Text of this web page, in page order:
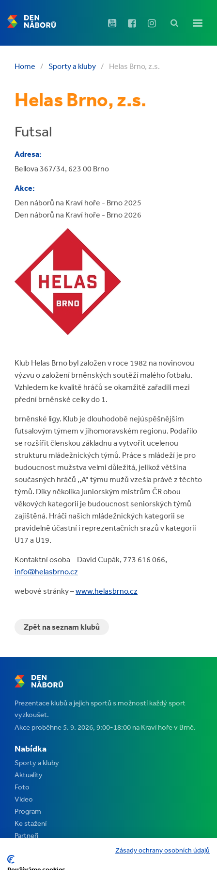
Home / Sporty a kluby / Helas Brno, z.s.
Helas Brno, z.s.
Futsal
Adresa:
Bellova 367/34, 623 00 Brno
Akce:
Den náborů na Kraví hoře - Brno 2025
Den náborů na Kraví hoře - Brno 2026
Klub Helas Brno byl založen v roce 1982 na novinovou
výzvu o založení brněnských soutěží malého fotbalu.
Vzhledem ke kvalitě hráčů se okamžitě zařadili mezi
přední brněnské celky do 1.
brněnské ligy. Klub je dlouhodobě nejúspěšnějším
futsalovým týmem v jihomoravském regionu. Podařilo
se rozšířit členskou základnu a vytvořit ucelenou
strukturu mládežnických týmů. Práce s mládeží je pro
budoucnost mužstva velmi důležitá, jelikož většina
současných hráčů ,,A“ týmu mužů vzešla právě z těchto
týmů. Díky několika juniorským mistrům ČR obou
věkových kategorií je budoucnost seniorských týmů
zajištěná. Hráči našich mládežnických kategorii se
pravidelně účastní i reprezentačních srazů v kategorii
U17 a U19.
Kontaktní osoba – David Cupák, 773 616 066,
info@helasbrno.cz
webové stránky –www.helasbrno.cz
Zpět na seznam klubů
Prezentace klubů a jejich sportů s možností každý sport
vyzkoušet.
Akce proběhne 5. 9. 2026, 9:00-18:00 na Kraví hoře v Brně.
Nabídka
Sporty a kluby
Aktuality
Foto
Video
Program
Ke stažení
Partneři
Pořadatelé
Zásady ochrany osobních údajů